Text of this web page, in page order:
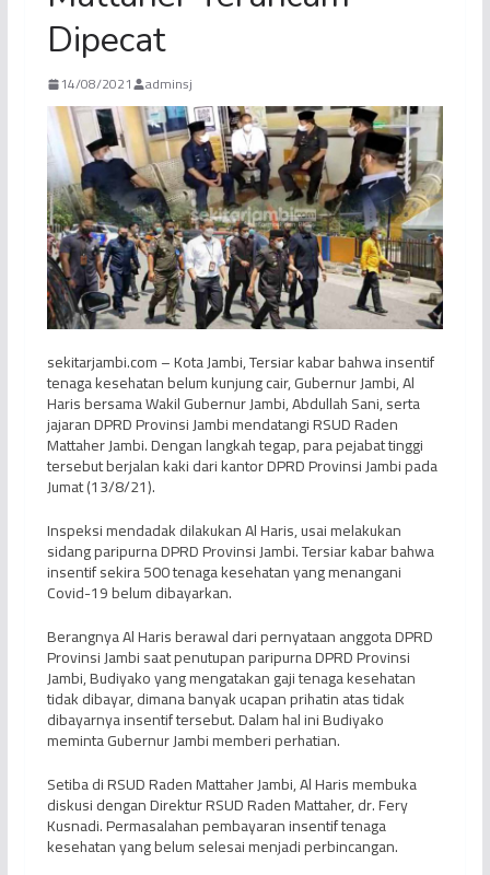
Dipecat
14/08/2021 adminsj
sekitarjambi.com – Kota Jambi, Tersiar kabar bahwa insentif
tenaga kesehatan belum kunjung cair, Gubernur Jambi, Al
Haris bersama Wakil Gubernur Jambi, Abdullah Sani, serta
jajaran DPRD Provinsi Jambi mendatangi RSUD Raden
Mattaher Jambi. Dengan langkah tegap, para pejabat tinggi
tersebut berjalan kaki dari kantor DPRD Provinsi Jambi pada
Jumat (13/8/21).
Inspeksi mendadak dilakukan Al Haris, usai melakukan
sidang paripurna DPRD Provinsi Jambi. Tersiar kabar bahwa
insentif sekira 500 tenaga kesehatan yang menangani
Covid-19 belum dibayarkan.
Berangnya Al Haris berawal dari pernyataan anggota DPRD
Provinsi Jambi saat penutupan paripurna DPRD Provinsi
Jambi, Budiyako yang mengatakan gaji tenaga kesehatan
tidak dibayar, dimana banyak ucapan prihatin atas tidak
dibayarnya insentif tersebut. Dalam hal ini Budiyako
meminta Gubernur Jambi memberi perhatian.
Setiba di RSUD Raden Mattaher Jambi, Al Haris membuka
diskusi dengan Direktur RSUD Raden Mattaher, dr. Fery
Kusnadi. Permasalahan pembayaran insentif tenaga
kesehatan yang belum selesai menjadi perbincangan.